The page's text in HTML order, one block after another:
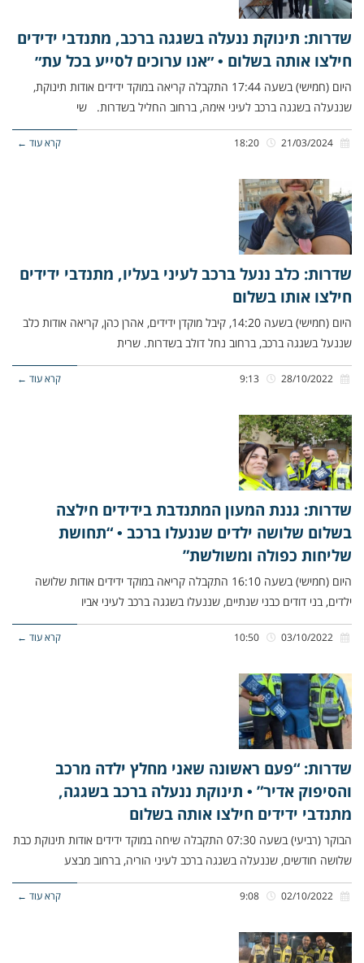
שדרות: תינוקת ננעלה בשגגה ברכב, מתנדבי ידידים
חילצו אותה בשלום • ״אנו ערוכים לסייע בכל עת״
היום (חמישי) בשעה 17:44 התקבלה קריאה במוקד ידידים אודות תינוקת,
שננעלה בשגגה ברכב לעיני אימהּ, ברחוב החליל בשדרות. שי
קרא עוד ←
שדרות: כלב ננעל ברכב לעיני בעליו, מתנדבי ידידים
חילצו אותו בשלום
היום (חמישי) בשעה 14:20, קיבל מוקדן ידידים, אהרן כהן, קריאה אודות כלב
שננעל בשגגה ברכב, ברחוב נחל דולב בשדרות. שרית
קרא עוד ←
שדרות: גננת המעון המתנדבת בידידים חילצה
בשלום שלושה ילדים שננעלו ברכב • “תחושת
שליחות כפולה ומשולשת”
היום (חמישי) בשעה 16:10 התקבלה קריאה במוקד ידידים אודות שלושה
ילדים, בני דודים כבני שנתיים, שננעלו בשגגה ברכב לעיני אביו
קרא עוד ←
שדרות: “פעם ראשונה שאני מחלץ ילדה מרכב
והסיפוק אדיר” • תינוקת ננעלה ברכב בשגגה,
מתנדבי ידידים חילצו אותה בשלום
הבוקר (רביעי) בשעה 07:30 התקבלה שיחה במוקד ידידים אודות תינוקת כבת
שלושה חודשים, שננעלה בשגגה ברכב לעיני הוריה, ברחוב מבצע
קרא עוד ←